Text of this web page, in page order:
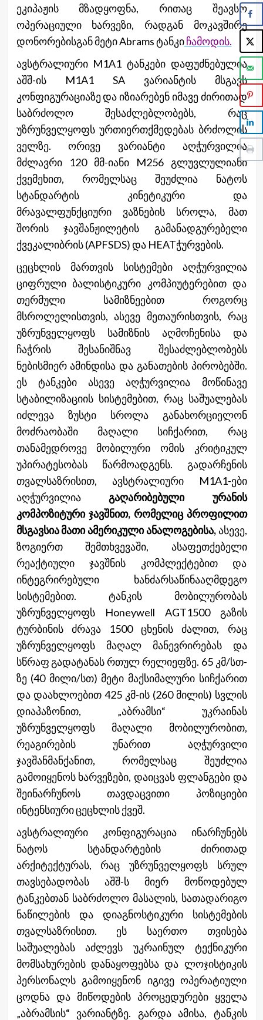
ეკიპაჟის მზადყოფნა, რითაც შეავსო
ოპერაციული ხარვეზი, რადგან მოკავშირე
დონორებისგან მეტი Abrams ტანკიჩამოდის.
ავსტრალიური M1A1 ტანკები დაფუძნებულია
აშშ-ის M1A1 SA ვარიანტის მსგავს
კონფიგურაციაზე და იზიარებენ იმავე ძირითად
საბრძოლო შესაძლებლობებს, რაც
უზრუნველყოფს ურთიერთქმედებას ბრძოლის
ველზე. ორივე ვარიანტი აღჭურვილია
მძლავრი 120 მმ-იანი M256 გლუვლულიანი
ქვემეხით, რომელსაც შეუძლია ნატოს
სტანდარტის კინეტიკური და
მრავალფუნქციური ვაზნების სროლა, მათ
შორის ჯავშანჟილეტის გამანადგურებელი
ქვეკალიბრის (APFSDS) და HEATჭურვების.
ცეცხლის მართვის სისტემები აღჭურვილია
ციფრული ბალისტიკური კომპიუტერებით და
თერმული სამიზნეებით როგორც
მსროლელისთვის, ასევე მეთაურისთვის, რაც
უზრუნველყოფს სამიზნის აღმოჩენისა და
ჩაჭრის შესანიშნავ შესაძლებლობებს
ნებისმიერ ამინდისა და განათების პირობებში.
ეს ტანკები ასევე აღჭურვილია მოწინავე
სტაბილიზაციის სისტემებით, რაც საშუალებას
იძლევა ზუსტი სროლა განახორციელონ
მოძრაობაში მაღალი სიჩქარით, რაც
თანამედროვე მობილური ომის კრიტიკულ
უპირატესობას წარმოადგენს. გადარჩენის
თვალსაზრისით, ავსტრალიური M1A1-ები
აღჭურვილია გაღარიბებული ურანის
კომპოზიტური ჯავშნით, რომელიც პროფილით
მსგავსია მათი ამერიკული ანალოგებისა,ასევე,
ზოგიერთ შემთხვევაში, ასაფეთქებელი
რეაქტიული ჯავშნის კომპლექტებით და
ინტეგრირებული ხანძარსაწინააღმდეგო
სისტემებით. ტანკის მობილურობას
უზრუნველყოფს Honeywell AGT1500 გაზის
ტურბინის ძრავა 1500 ცხენის ძალით, რაც
უზრუნველყოფს მაღალ მანევრირებას და
სწრაფ გადატანას რთულ რელიეფზე. 65 კმ/სთ-
ზე (40 მილი/სთ) მეტი მაქსიმალური სიჩქარით
და დაახლოებით 425 კმ-ის (260 მილის) სვლის
დიაპაზონით, „აბრამსი“ უკრაინას
უზრუნველყოფს მაღალი მობილურობით,
რეაგირების უნარით აღჭურვილი
ჯავშანმანქანით, რომელსაც შეუძლია
გამოიყენოს ხარვეზები, დაიცვას ფლანგები და
შეინარჩუნოს თავდაცვითი პოზიციები
ინტენსიური ცეცხლის ქვეშ.
ავსტრალიური კონფიგურაცია ინარჩუნებს
ნატოს სტანდარტების ძირითად
არქიტექტურას, რაც უზრუნველყოფს სრულ
თავსებადობას აშშ-ს მიერ მოწოდებულ
ტანკებთან საბრძოლო მასალის, სათადარიგო
ნაწილების და დიაგნოსტიკური სისტემების
თვალსაზრისით. ეს საერთო თვისება
საშუალებას აძლევს უკრაინულ ტექნიკური
მომსახურების დანაყოფებსა და ლოჯისტიკის
პერსონალს გამოიყენონ იგივე ოპერატიული
ცოდნა და მიწოდების პროცედურები ყველა
„აბრამსის“ ვარიანტზე. გარდა ამისა, ტანკის